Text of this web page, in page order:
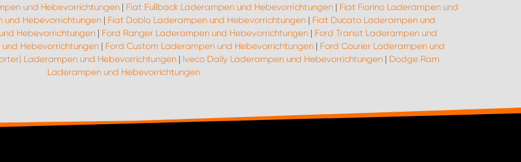
und Hebevorrichtungen | Fiat Fullback Laderampen und Hebevorrichtungen | Fiat Fiorino Laderampen und
und Hebevorrichtungen | Fiat Doblo Laderampen und Hebevorrichtungen | Fiat Ducato Laderampen und
Hebevorrichtungen| Ford Ranger Laderampen und Hebevorrichtungen| Ford Transit Laderampen und
Hebevorrichtungen | Ford Custom Laderampen und Hebevorrichtungen | Ford Courier Laderampen und
Laderampen und Hebevorrichtungen| Iveco Daily Laderampen und Hebevorrichtungen| Dodge Ram
Laderampen und Hebevorrichtungen